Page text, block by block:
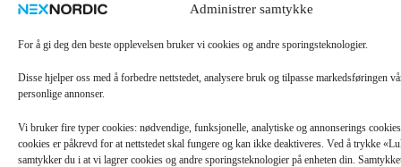
Administrer samtykke
For å gi deg den beste opplevelsen bruker vi cookies og andre sporingsteknologier.
Disse hjelper oss med å forbedre nettstedet, analysere bruk og tilpasse markedsføringen
personlige annonser.
Vi bruker fire typer cookies: nødvendige, funksjonelle, analytiske og annonserings
cookies er påkrevd for at nettstedet skal fungere og kan ikke deaktiveres. Ved å trykke
samtykker du i at vi lagrer cookies og andre sporingsteknologier på enheten din.